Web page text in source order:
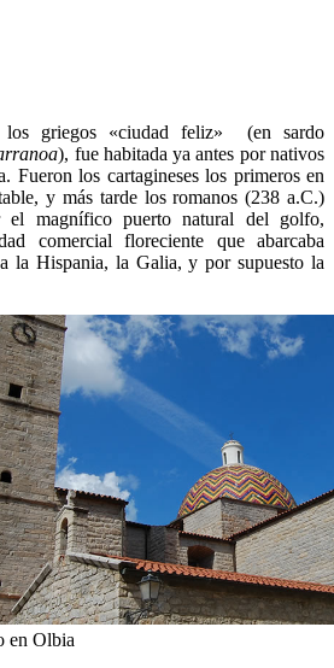
los griegos «ciudad feliz» (en sardo
), fue habitada ya antes por nativos
Fueron los cartagineses los primeros en
y más tarde los romanos (238 a.C.)
el magnífico puerto natural del golfo,
comercial floreciente que abarcaba
la Hispania, la Galia, y por supuesto la
en Olbia